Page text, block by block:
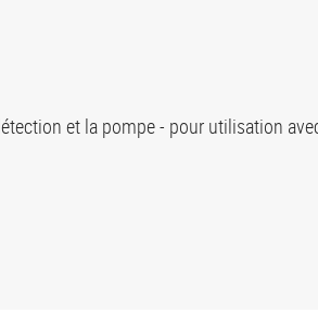
et la pompe - pour utilisation